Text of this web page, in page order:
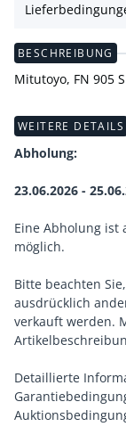
BESCHREIBUNG
Mitutoyo, FN 905
WEITERE DETAILS
Abholung:
23.06.2026 -
Eine Abholung ist
möglich.
Bitte beachten
ausdrücklich
verkauft werden.
Detaillierte